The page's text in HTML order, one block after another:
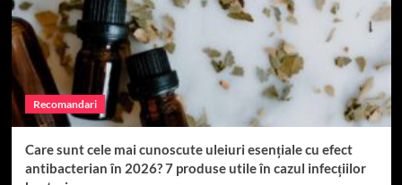
Recomandari
Care sunt cele mai cunoscute uleiuri esențiale cu efect
antibacterian în 2026? 7 produse utile în cazul infecțiilor